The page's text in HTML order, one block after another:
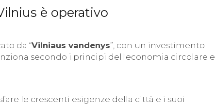
è operativo
da “Vilniaus vandenys”, con un investimento
secondo i principi dell'economia circolare e
le crescenti esigenze della città e i suoi